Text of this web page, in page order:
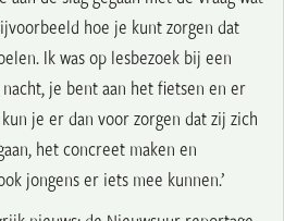
hoe je kunt zorgen dat
Ik was op lesbezoek bij een
je bent aan het fietsen en er
je er dan voor zorgen dat zij zich
het concreet maken en
jongens er iets mee kunnen.’